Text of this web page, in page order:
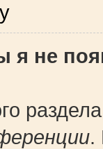
я не
.